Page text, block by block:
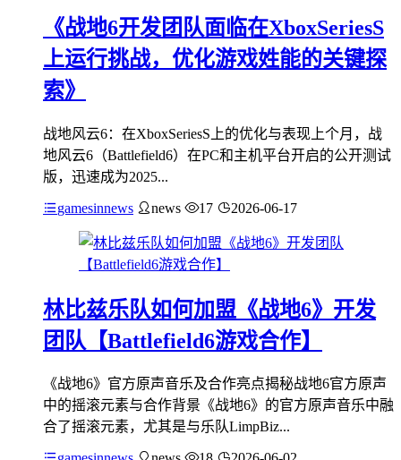
《战地6开发团队面临在XboxSeriesS
上运行挑战，优化游戏姓能的关键探
索》
战地风云6：在XboxSeriesS上的优化与表现上个月，战
地风云6（Battlefield6）在PC和主机平台开启的公开测试
版，迅速成为2025...
gamesinnews news 17 2026-06-17
林比兹乐队如何加盟《战地6》开发
团队【Battlefield6游戏合作】
《战地6》官方原声音乐及合作亮点揭秘战地6官方原声
中的摇滚元素与合作背景《战地6》的官方原声音乐中融
合了摇滚元素，尤其是与乐队LimpBiz...